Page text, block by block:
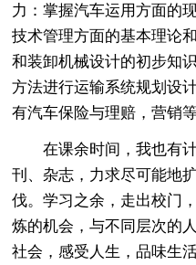
力：掌握汽车运用方面的
技术管理方面的基本理论
和装卸机械设计的初步知
方法进行运输系统规划设
有汽车保险与理赔，营销
在课余时间，我也有
刊、杂志，力求尽可能地
伐。学习之余，走出校门
炼的机会，与不同层次的
社会，感受人生，品味生